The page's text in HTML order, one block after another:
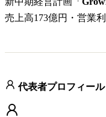
売上高173億円・営業
代表者プロフィール